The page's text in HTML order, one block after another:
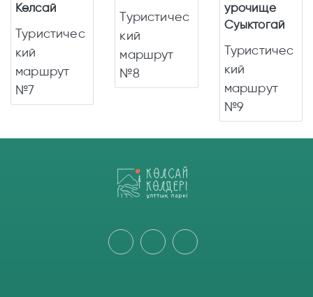
Көлсай
Туристичес
кий
маршрут
№7
Туристичес
кий
маршрут
№8
урочище
Суыктогай
Туристичес
кий
маршрут
№9